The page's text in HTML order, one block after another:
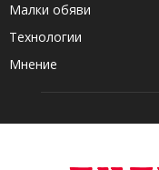
Малки обяви
Технологии
Мнение